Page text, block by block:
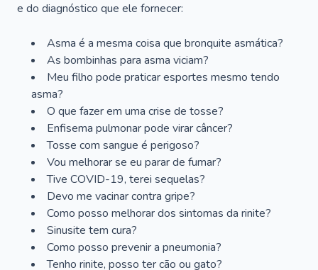
e do diagnóstico que ele fornecer:
Asma é a mesma coisa que bronquite asmática?
As bombinhas para asma viciam?
Meu filho pode praticar esportes mesmo tendo
asma?
O que fazer em uma crise de tosse?
Enfisema pulmonar pode virar câncer?
Tosse com sangue é perigoso?
Vou melhorar se eu parar de fumar?
Tive COVID-19, terei sequelas?
Devo me vacinar contra gripe?
Como posso melhorar dos sintomas da rinite?
Sinusite tem cura?
Como posso prevenir a pneumonia?
Tenho rinite, posso ter cão ou gato?